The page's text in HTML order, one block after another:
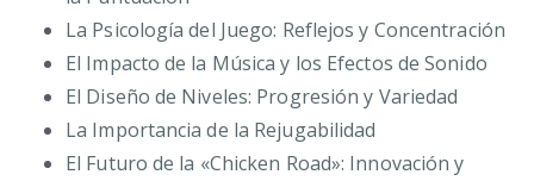
La Psicología del Juego: Reflejos y Concentración
El Impacto de la Música y los Efectos de Sonido
El Diseño de Niveles: Progresión y Variedad
La Importancia de la Rejugabilidad
El Futuro de la «Chicken Road»: Innovación y